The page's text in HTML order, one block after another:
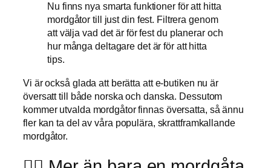
Nu finns nya smarta funktioner för att hitta
mordgåtor till just din fest. Filtrera genom
att välja vad det är för fest du planerar och
hur många deltagare det är för att hitta
tips.
Vi är också glada att berätta att e-butiken nu är
översatt till både norska och danska. Dessutom
kommer utvalda mordgåtor finnas översatta, så ännu
fler kan ta del av våra populära, skrattframkallande
mordgåtor.